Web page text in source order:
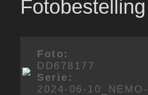
Fotobestelling
Foto:
DD678177
Serie:
2024-06-